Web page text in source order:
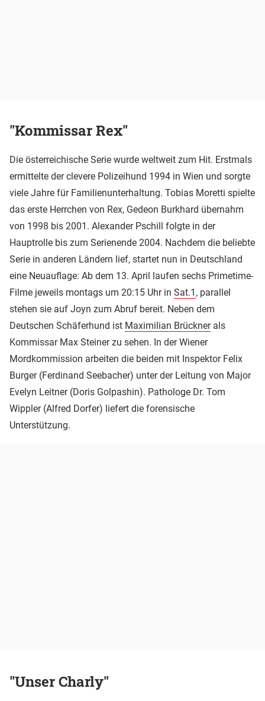
"Kommissar Rex"
Die österreichische Serie wurde weltweit zum Hit. Erstmals
ermittelte der clevere Polizeihund 1994 in Wien und sorgte
viele Jahre für Familienunterhaltung. Tobias Moretti spielte
das erste Herrchen von Rex, Gedeon Burkhard übernahm
von 1998 bis 2001. Alexander Pschill folgte in der
Hauptrolle bis zum Serienende 2004. Nachdem die beliebte
Serie in anderen Ländern lief, startet nun in Deutschland
eine Neuauflage: Ab dem 13. April laufen sechs Primetime-
Filme jeweils montags um 20:15 Uhr in Sat.1 , parallel
stehen sie auf Joyn zum Abruf bereit. Neben dem
Deutschen Schäferhund ist Maximilian Brücknerals
Kommissar Max Steiner zu sehen. In der Wiener
Mordkommission arbeiten die beiden mit Inspektor Felix
Burger (Ferdinand Seebacher) unter der Leitung von Major
Evelyn Leitner (Doris Golpashin). Pathologe Dr. Tom
Wippler (Alfred Dorfer) liefert die forensische
Unterstützung.
"Unser Charly"